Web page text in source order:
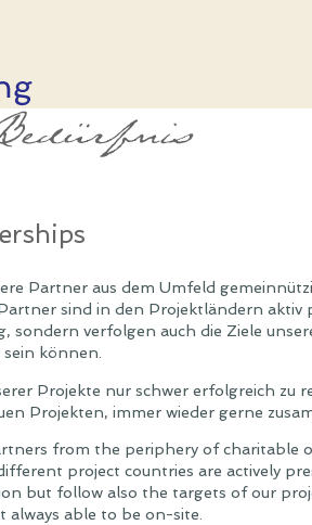
Partner aus dem Umfeld
sind in den Projektländern
verfolgen auch die Ziele
können.
Projekte nur schwer erfolgreich zu
Projekten, immer wieder gerne
from the periphery of charitable
project countries are actively
but follow also the targets of our
able to be on-site.